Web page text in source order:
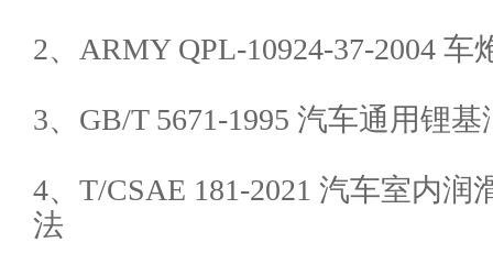
2、ARMY QPL-10924-37-2004 车
3、GB/T 5671-1995 汽车通用锂
4、T/CSAE 181-2021 汽车室内
法